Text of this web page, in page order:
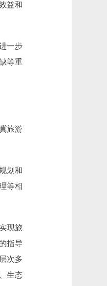
益和
一步
等重
旅游
划和
等相
现旅
指导
次多
生态